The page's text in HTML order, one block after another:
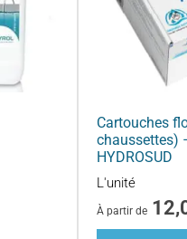
Cartouches
chaussettes)
HYDROSUD
L'unité
À partir de